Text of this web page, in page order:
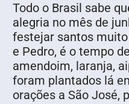
Todo o Brasil sabe
alegria no mês de
festejar santos
e Pedro, é o tempo
amendoim, laranja,
foram plantados lá
orações a São José,